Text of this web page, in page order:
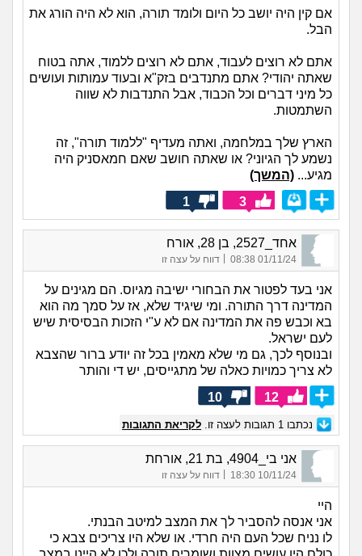
אם קין היה יושב כל היום ולומד תורה, הוא לא היה הורג את
הבל.
אתם לא רוצים לעבוד, אתם לא רוצים ללמוד, אתה בטוח
שאתה יהודי? אתם מתנדבים בזק"א ובעוד עמותות ועושים
כל מיני דברים וכל הכבוד, אבל התנדבות לא שווה
השתמטות.
הארץ שלך במלחמה, ואתה מעדיף "ללמוד תורה", זה
נשמע לך הגיוני? או שאתה חושב שאם חמאסניק היה
מגיע... (המשך)
3
1
אחד_2527, בן 28, אורח
01/11/24 08:38
| דווח על עצה זו
אני בעד לפטור את הבחורי ישיבה מגיוס. הם מגינים על
המדינה דרך התורה. ומי שיגיד שלא, אז על סמך מה הוא
בא וכבש פה את המדינה אם לא ע"י הזכות הבסיסית שיש
לעם ישראל.
ובנוסף לכך, גם מי שלא מאמין בכל זה יודע ברור שהצבא
לא צריך כמויות כאלה של מתגייסים, יש די והותר
12
10
נכתבו 1 תגובות לעצה זו. לקריאת התגובות
אני בי_4904, בת 21, אורחת
10/11/24 18:30 דווח על עצה זו
היי
אני אנסה להסביר לך את המצב למיטב הבנתי.
לו נניח שכל העם היה חרדי. או שלא היו צריכים צבא כי